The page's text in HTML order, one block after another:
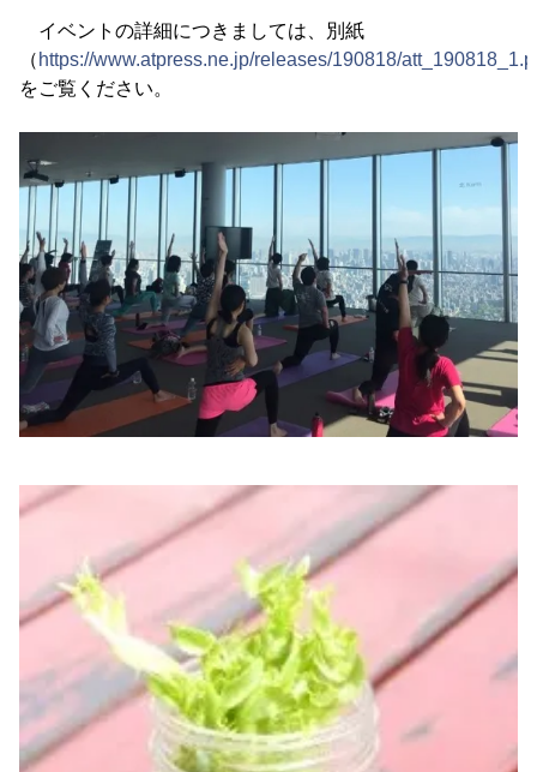
イベントの詳細につきましては、別紙
（ https://www.atpress.ne.jp/releases/190818/
をご覧ください。